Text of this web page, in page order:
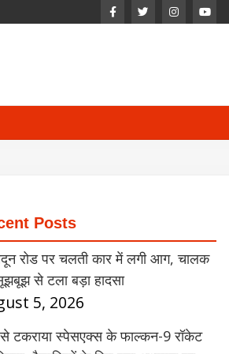
Posts
रोड पर चलती कार में लगी आग, चालक
से टला बड़ा हादसा
5, 2026
टकराया स्पेसएक्स के फाल्कन-9 रॉकेट